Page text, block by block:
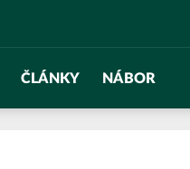
ČLÁNKY NÁBOR